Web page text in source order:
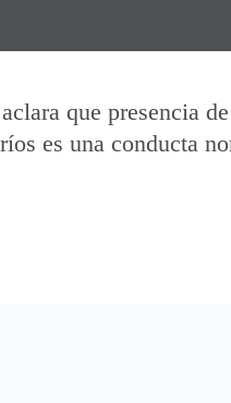
que presencia
es una conducta